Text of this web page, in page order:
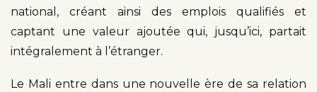
national, créant ainsi des emplois qualifiés et
captant une valeur ajoutée qui, jusqu’ici, partait
intégralement à l’étranger.
Le Mali entre dans une nouvelle ère de sa relation